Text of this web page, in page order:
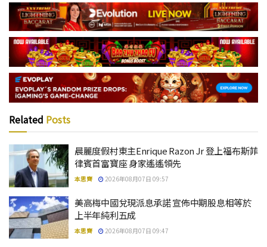
Related Posts
晨麗度假村東主Enrique Razon Jr 登上福布斯菲
律賓首富寶座 身家遙遙領先
本思齊 2026年08月07日 09:57
美高梅中國兌現派息承諾 宣佈中期股息相等於
上半年純利五成
本思齊 2026年08月07日 09:47